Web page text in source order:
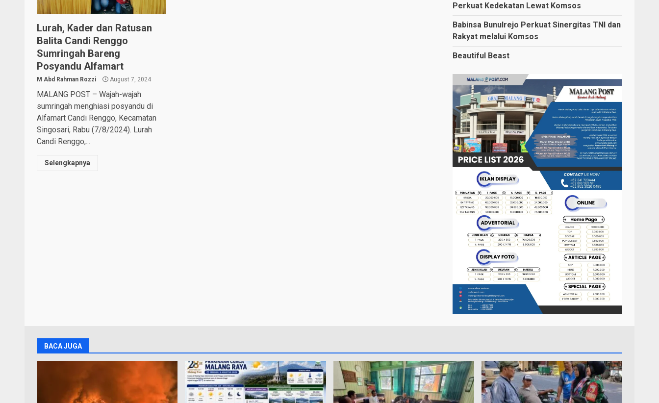
Lurah, Kader dan Ratusan
Balita Candi Renggo
Sumringah Bareng
Posyandu Alfamart
M Abd Rahman Rozzi August 7, 2024
MALANG POST – Wajah-wajah
sumringah menghiasi posyandu di
Alfamart Candi Renggo, Kecamatan
Singosari, Rabu (7/8/2024). Lurah
Candi Renggo,...
Selengkapnya
Perkuat Kedekatan Lewat Komsos
Babinsa Bunulrejo Perkuat Sinergitas TNI dan
Rakyat melalui Komsos
Beautiful Beast
BACA JUGA